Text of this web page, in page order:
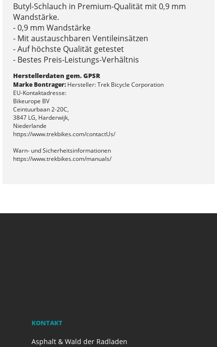
Butyl-Schlauch in Premium-Qualität mit 0,9 mm
Wandstärke.
- 0,9 mm Wandstärke
- Mit austauschbaren Ventileinsätzen
- Auf höchste Qualität getestet
- Bestes Preis-Leistungs-Verhältnis
Herstellerdaten gem. GPSR
Marke Bontrager:Hersteller: Trek Bicycle Corporation
EU-Kontaktadresse:
Bikeurope BV
Ceintuurbaan 2-20C,
3847 LG, Harderwijk,
Niederlande
https://www.trekbikes.com/contactUs/
Warn- und Sicherheitsinformationen
https://www.trekbikes.com/manuals/
KONTAKT
Asphalt & Wald der Radladen